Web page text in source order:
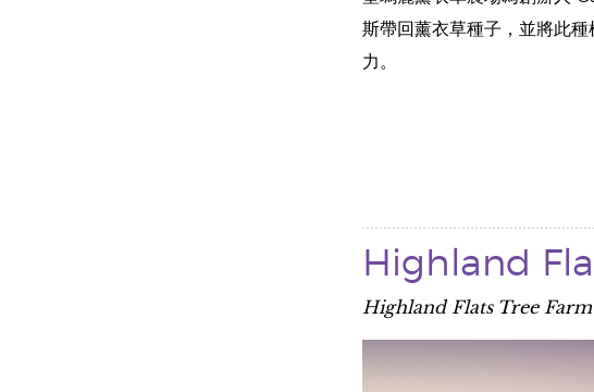
斯帶回薰衣草種子，並將此
力。
Highland
Highland Flats Tree